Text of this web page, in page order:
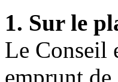
1. Sur le
Le Conseil